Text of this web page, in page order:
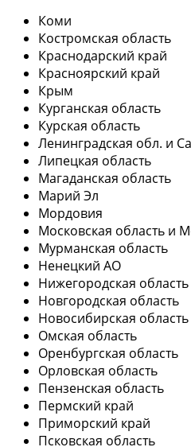
Коми
Костромская область
Краснодарский край
Красноярский край
Крым
Курганская область
Курская область
Ленинградская обл. и
Липецкая область
Магаданская область
Марий Эл
Мордовия
Московская область и
Мурманская область
Ненецкий АО
Нижегородская область
Новгородская область
Новосибирская область
Омская область
Оренбургская область
Орловская область
Пензенская область
Пермский край
Приморский край
Псковская область